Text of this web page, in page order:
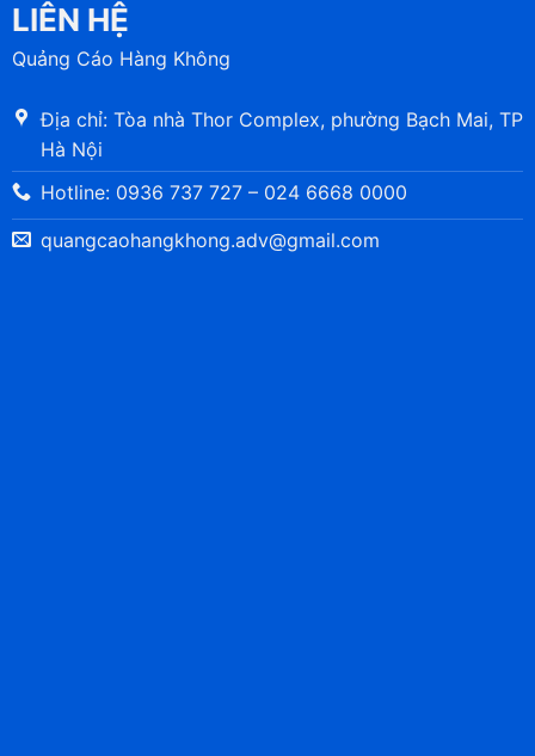
LIÊN HỆ
Quảng Cáo Hàng Không
Địa chỉ: Tòa nhà Thor Complex, phường Bạch Mai, TP
Hà Nội
Hotline: 0936 737 727 – 024 6668 0000
quangcaohangkhong.adv@gmail.com